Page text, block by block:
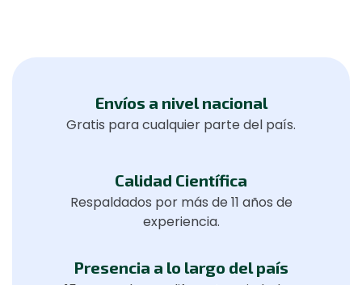
Envíos a nivel nacional
Gratis para cualquier parte del país.
Calidad Científica
Respaldados por más de 11 años de
experiencia.
Presencia a lo largo del país